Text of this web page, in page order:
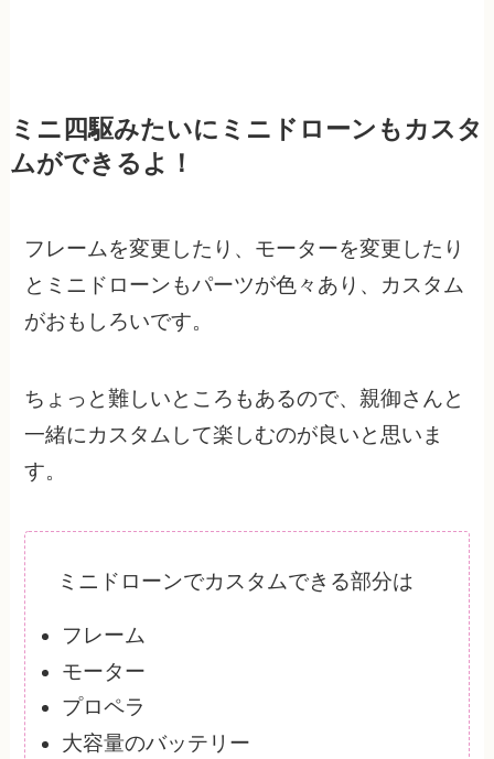
ミニ四駆みたいにミニドローンもカスタ
ムができるよ！
フレームを変更したり、モーターを変更したり
とミニドローンもパーツが色々あり、カスタム
がおもしろいです。
ちょっと難しいところもあるので、親御さんと
一緒にカスタムして楽しむのが良いと思いま
す。
ミニドローンでカスタムできる部分は
フレーム
モーター
プロペラ
大容量のバッテリー